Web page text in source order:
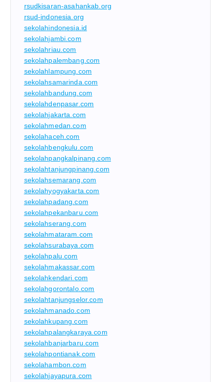
rsudkisaran-asahankab.org
rsud-indonesia.org
sekolahindonesia.id
sekolahjambi.com
sekolahriau.com
sekolahpalembang.com
sekolahlampung.com
sekolahsamarinda.com
sekolahbandung.com
sekolahdenpasar.com
sekolahjakarta.com
sekolahmedan.com
sekolahaceh.com
sekolahbengkulu.com
sekolahpangkalpinang.com
sekolahtanjungpinang.com
sekolahsemarang.com
sekolahyogyakarta.com
sekolahpadang.com
sekolahpekanbaru.com
sekolahserang.com
sekolahmataram.com
sekolahsurabaya.com
sekolahpalu.com
sekolahmakassar.com
sekolahkendari.com
sekolahgorontalo.com
sekolahtanjungselor.com
sekolahmanado.com
sekolahkupang.com
sekolahpalangkaraya.com
sekolahbanjarbaru.com
sekolahpontianak.com
sekolahambon.com
sekolahjayapura.com